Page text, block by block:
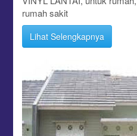
rumah sakit
Lihat Selengkapnya